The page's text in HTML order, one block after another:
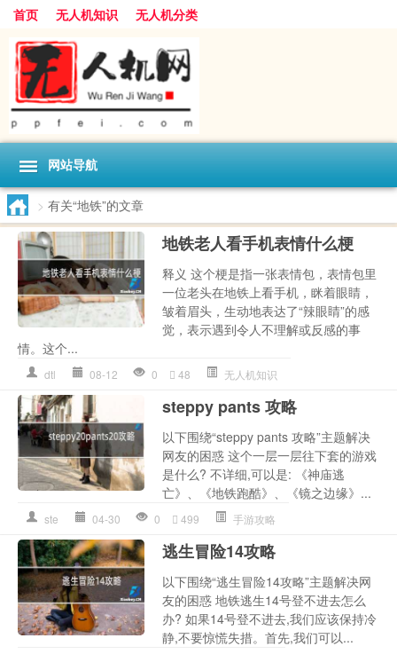
首页 无人机知识 无人机分类
网站导航
> 有关“地铁”的文章
地铁老人看手机表情什么梗
释义 这个梗是指一张表情包，表情包里
一位老头在地铁上看手机，眯着眼睛，
皱着眉头，生动地表达了“辣眼睛”的感
觉，表示遇到令人不理解或反感的事
情。这个...
dtl 08-12 0 48 无人机知识
steppy pants 攻略
以下围绕“steppy pants 攻略”主题解决
网友的困惑 这个一层一层往下套的游戏
是什么? 不详细,可以是: 《神庙逃
亡》、《地铁跑酷》、《镜之边缘》...
ste 04-30 0 499 手游攻略
逃生冒险14攻略
以下围绕“逃生冒险14攻略”主题解决网
友的困惑 地铁逃生14号登不进去怎么
办? 如果14号登不进去,我们应该保持冷
静,不要惊慌失措。首先,我们可以...